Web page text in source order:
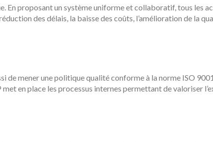
En proposant un système uniforme et collaboratif, tous les
des délais, la baisse des coûts, l’amélioration de la
de mener une politique qualité conforme à la norme ISO
en place les processus internes permettant de valoriser